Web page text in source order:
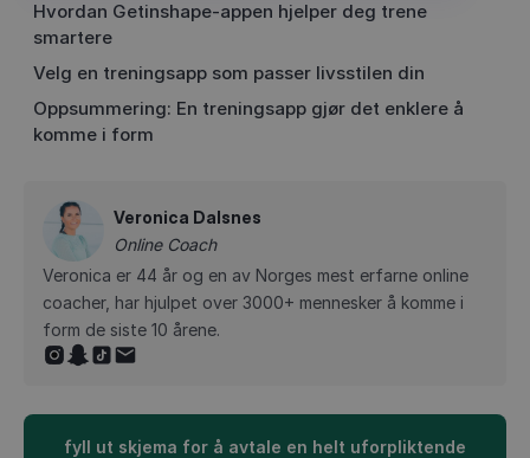
Hvordan Getinshape-appen hjelper deg trene
smartere
Velg en treningsapp som passer livsstilen din
Oppsummering: En treningsapp gjør det enklere å
komme i form
Veronica Dalsnes
Online Coach
Veronica er 44 år og en av Norges mest erfarne online
coacher, har hjulpet over 3000+ mennesker å komme i
form de siste 10 årene.‍
fyll ut skjema for å avtale en helt uforpliktende